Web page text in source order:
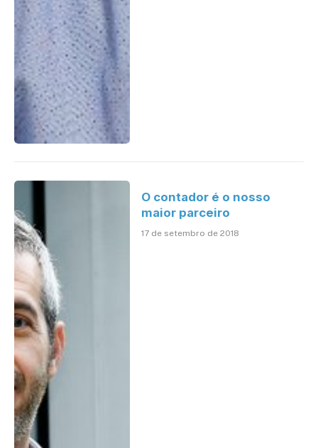
O contador é o nosso
maior parceiro
17 de setembro de 2018